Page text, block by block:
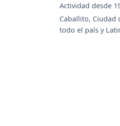
Actividad desde
Caballito, Ciudad
todo el país y